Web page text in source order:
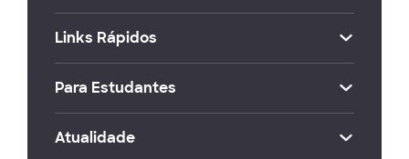
Links Rápidos
Para Estudantes
Atualidade